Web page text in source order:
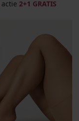
actie 2+1 GRATIS